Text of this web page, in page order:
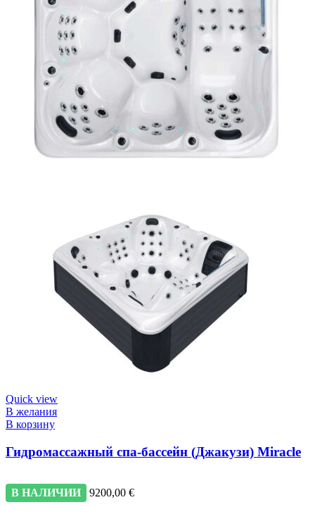
Quick view
В желания
В корзину
Гидромассажный спа-бассейн (Джакузи) Miracle
В НАЛИЧИИ 9200,00 €